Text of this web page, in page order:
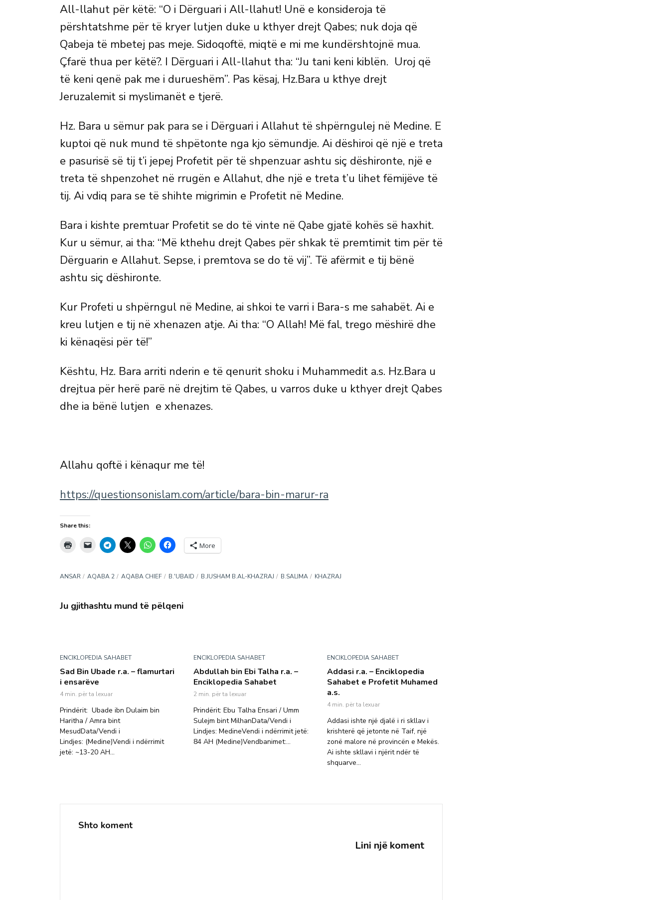
All-llahut për këtë: “O i Dërguari i All-llahut! Unë e konsideroja të
përshtatshme për të kryer lutjen duke u kthyer drejt Qabes; nuk doja që
Qabeja të mbetej pas meje. Sidoqoftë, miqtë e mi me kundërshtojnë mua.
Çfarë thua per këtë?. I Dërguari i All-llahut tha: “Ju tani keni kiblën. Uroj që
të keni qenë pak me i durueshëm”. Pas kësaj, Hz.Bara u kthye drejt
Jeruzalemit si myslimanët e tjerë.
Hz. Bara u sëmur pak para se i Dërguari i Allahut të shpërngulej në Medine. E
kuptoi që nuk mund të shpëtonte nga kjo sëmundje. Ai dëshiroi që një e treta
e pasurisë së tij t’i jepej Profetit për të shpenzuar ashtu siç dëshironte, një e
treta të shpenzohet në rrugën e Allahut, dhe një e treta t’u lihet fëmijëve të
tij. Ai vdiq para se të shihte migrimin e Profetit në Medine.
Bara i kishte premtuar Profetit se do të vinte në Qabe gjatë kohës së haxhit.
Kur u sëmur, ai tha: “Më kthehu drejt Qabes për shkak të premtimit tim për të
Dërguarin e Allahut. Sepse, i premtova se do të vij”. Të afërmit e tij bënë
ashtu siç dëshironte.
Kur Profeti u shpërngul në Medine, ai shkoi te varri i Bara-s me sahabët. Ai e
kreu lutjen e tij në xhenazen atje. Ai tha: “O Allah! Më fal, trego mëshirë dhe
ki kënaqësi për të!”
Kështu, Hz. Bara arriti nderin e të qenurit shoku i Muhammedit a.s. Hz.Bara u
drejtua për herë parë në drejtim të Qabes, u varros duke u kthyer drejt Qabes
dhe ia bënë lutjen e xhenazes.
Allahu qoftë i kënaqur me të!
https://questionsonislam.com/article/bara-bin-marur-ra
Share this:
More
ANSAR AQABA 2 AQABA CHIEF B.'UBAID B.JUSHAM B.AL-KHAZRAJ B.SALIMA KHAZRAJ
Ju gjithashtu mund të pëlqeni
ENCIKLOPEDIA SAHABET
Sad Bin Ubade r.a. – flamurtari
i ensarëve
4 min. për ta lexuar
Prindërit: Ubade ibn Dulaim bin
Haritha / Amra bint
MesudData/Vendi i
Lindjes: (Medine)Vendi i ndërrimit
jetë: ~13-20 AH...
ENCIKLOPEDIA SAHABET
Abdullah bin Ebi Talha r.a. –
Enciklopedia Sahabet
2 min. për ta lexuar
Prindërit: Ebu Talha Ensari / Umm
Sulejm bint MilhanData/Vendi i
Lindjes: MedineVendi i ndërrimit jetë:
84 AH (Medine)Vendbanimet:...
ENCIKLOPEDIA SAHABET
Addasi r.a. – Enciklopedia
Sahabet e Profetit Muhamed
a.s.
4 min. për ta lexuar
Addasi ishte një djalë i ri skllav i
krishterë që jetonte në Taif, një
zonë malore në provincën e Mekës.
Ai ishte skllavi i njërit ndër të
shquarve...
Shto koment
Lini një koment